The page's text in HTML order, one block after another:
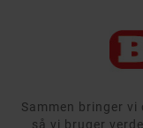
Sammen bringer
så vi bruger